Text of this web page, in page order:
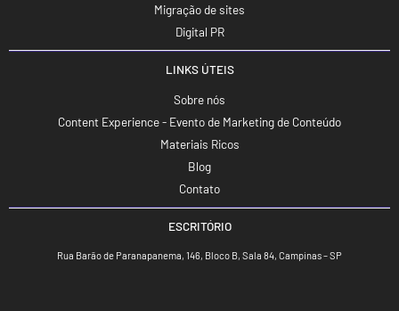
Migração de sites
Digital PR
LINKS ÚTEIS
Sobre nós
Content Experience - Evento de Marketing de Conteúdo
Materiais Ricos
Blog
Contato
ESCRITÓRIO
Rua Barão de Paranapanema, 146, Bloco B, Sala 84, Campinas – SP